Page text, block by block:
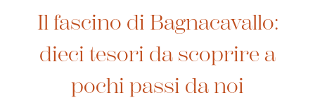
Il fascino di Bagnacavallo:
dieci tesori da scoprire a
pochi passi da noi